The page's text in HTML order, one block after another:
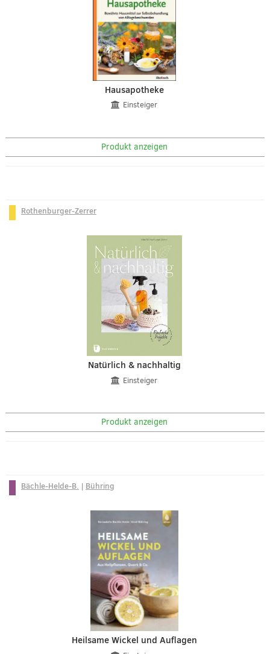
Hausapotheke
Einsteiger
Produkt anzeigen
Rothenburger-Zerrer
Natürlich & nachhaltig
Einsteiger
Produkt anzeigen
Bächle-Helde-B. | Bühring
Heilsame Wickel und Auflagen